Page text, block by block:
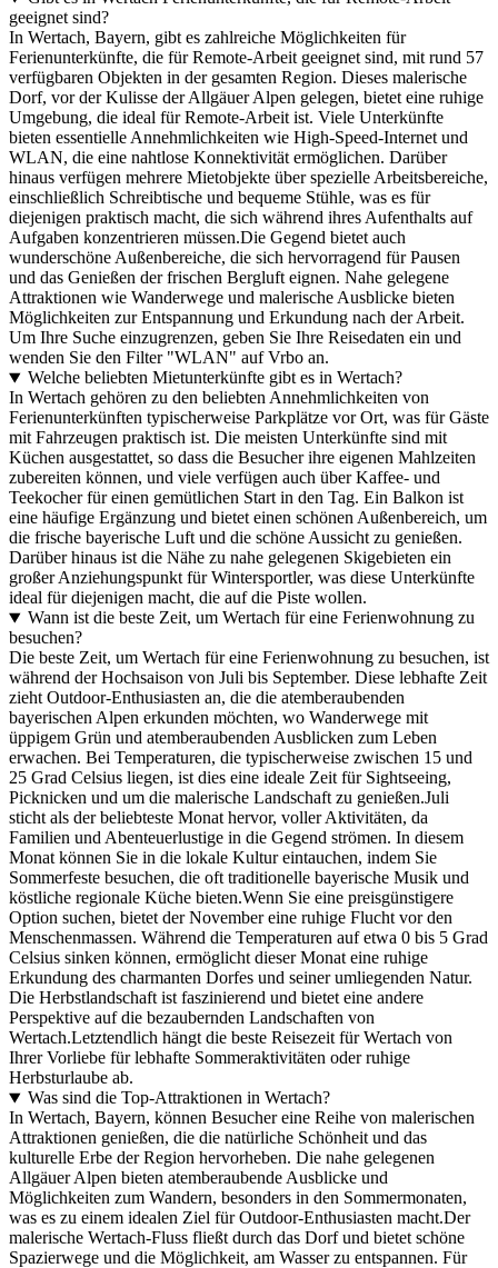
geeignet sind?
In Wertach, Bayern, gibt es zahlreiche Möglichkeiten für
Ferienunterkünfte, die für Remote-Arbeit geeignet sind, mit rund 57
verfügbaren Objekten in der gesamten Region. Dieses malerische
Dorf, vor der Kulisse der Allgäuer Alpen gelegen, bietet eine ruhige
Umgebung, die ideal für Remote-Arbeit ist. Viele Unterkünfte
bieten essentielle Annehmlichkeiten wie High-Speed-Internet und
WLAN, die eine nahtlose Konnektivität ermöglichen. Darüber
hinaus verfügen mehrere Mietobjekte über spezielle Arbeitsbereiche,
einschließlich Schreibtische und bequeme Stühle, was es für
diejenigen praktisch macht, die sich während ihres Aufenthalts auf
Aufgaben konzentrieren müssen.Die Gegend bietet auch
wunderschöne Außenbereiche, die sich hervorragend für Pausen
und das Genießen der frischen Bergluft eignen. Nahe gelegene
Attraktionen wie Wanderwege und malerische Ausblicke bieten
Möglichkeiten zur Entspannung und Erkundung nach der Arbeit.
Um Ihre Suche einzugrenzen, geben Sie Ihre Reisedaten ein und
wenden Sie den Filter "WLAN" auf Vrbo an.
Welche beliebten Mietunterkünfte gibt es in Wertach?
In Wertach gehören zu den beliebten Annehmlichkeiten von
Ferienunterkünften typischerweise Parkplätze vor Ort, was für Gäste
mit Fahrzeugen praktisch ist. Die meisten Unterkünfte sind mit
Küchen ausgestattet, so dass die Besucher ihre eigenen Mahlzeiten
zubereiten können, und viele verfügen auch über Kaffee- und
Teekocher für einen gemütlichen Start in den Tag. Ein Balkon ist
eine häufige Ergänzung und bietet einen schönen Außenbereich, um
die frische bayerische Luft und die schöne Aussicht zu genießen.
Darüber hinaus ist die Nähe zu nahe gelegenen Skigebieten ein
großer Anziehungspunkt für Wintersportler, was diese Unterkünfte
ideal für diejenigen macht, die auf die Piste wollen.
Wann ist die beste Zeit, um Wertach für eine Ferienwohnung zu
besuchen?
Die beste Zeit, um Wertach für eine Ferienwohnung zu besuchen, ist
während der Hochsaison von Juli bis September. Diese lebhafte Zeit
zieht Outdoor-Enthusiasten an, die die atemberaubenden
bayerischen Alpen erkunden möchten, wo Wanderwege mit
üppigem Grün und atemberaubenden Ausblicken zum Leben
erwachen. Bei Temperaturen, die typischerweise zwischen 15 und
25 Grad Celsius liegen, ist dies eine ideale Zeit für Sightseeing,
Picknicken und um die malerische Landschaft zu genießen.Juli
sticht als der beliebteste Monat hervor, voller Aktivitäten, da
Familien und Abenteuerlustige in die Gegend strömen. In diesem
Monat können Sie in die lokale Kultur eintauchen, indem Sie
Sommerfeste besuchen, die oft traditionelle bayerische Musik und
köstliche regionale Küche bieten.Wenn Sie eine preisgünstigere
Option suchen, bietet der November eine ruhige Flucht vor den
Menschenmassen. Während die Temperaturen auf etwa 0 bis 5 Grad
Celsius sinken können, ermöglicht dieser Monat eine ruhige
Erkundung des charmanten Dorfes und seiner umliegenden Natur.
Die Herbstlandschaft ist faszinierend und bietet eine andere
Perspektive auf die bezaubernden Landschaften von
Wertach.Letztendlich hängt die beste Reisezeit für Wertach von
Ihrer Vorliebe für lebhafte Sommeraktivitäten oder ruhige
Herbsturlaube ab.
Was sind die Top-Attraktionen in Wertach?
In Wertach, Bayern, können Besucher eine Reihe von malerischen
Attraktionen genießen, die die natürliche Schönheit und das
kulturelle Erbe der Region hervorheben. Die nahe gelegenen
Allgäuer Alpen bieten atemberaubende Ausblicke und
Möglichkeiten zum Wandern, besonders in den Sommermonaten,
was es zu einem idealen Ziel für Outdoor-Enthusiasten macht.Der
malerische Wertach-Fluss fließt durch das Dorf und bietet schöne
Spazierwege und die Möglichkeit, am Wasser zu entspannen. Für